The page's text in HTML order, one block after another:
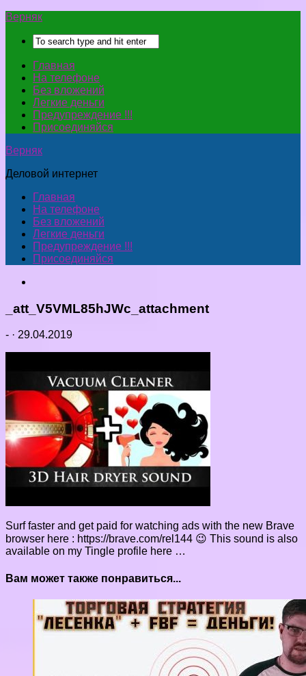
Верняк
Главная
На телефоне
Без вложений
Легкие деньги
Предупреждение !!!
Присоединяйся
Верняк
Деловой интернет
Главная
На телефоне
Без вложений
Легкие деньги
Предупреждение !!!
Присоединяйся
_att_V5VML85hJWc_attachment
- · 29.04.2019
Surf faster and get paid for watching ads with the new Brave
browser here : https://brave.com/rel144 😉 This sound is also
available on my Tingle profile here …
Вам может также понравиться...